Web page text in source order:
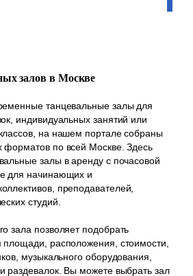
залов в Москве
танцевальные залы для
индивидуальных занятий или
на нашем портале собраны
форматов по всей Москве. Здесь
залы в аренду с почасовой
для начинающих и
преподавателей,
студий.
зала позволяет подобрать
расположения, стоимости,
музыкального оборудования,
раздевалок. Вы можете выбрать зал